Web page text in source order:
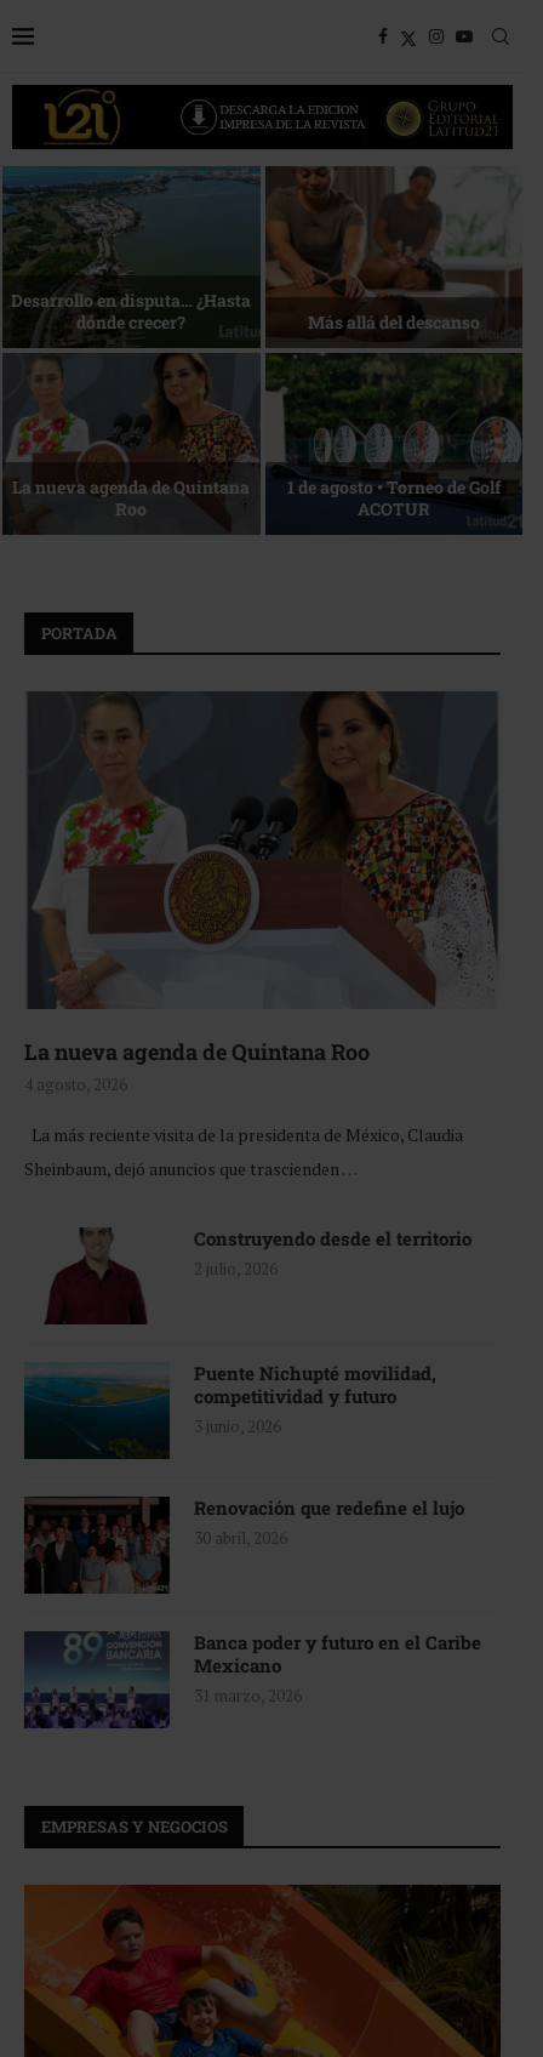
Bottega, un viaje servido a la
mesa
Energía que Impulsa la
competitividad
Reconocimiento de viajeros La esencia del servicio
PORTADA
La nueva agenda de Quintana Roo
4 agosto, 2026
La más reciente visita de la presidenta de México, Claudia
Sheinbaum, dejó anuncios que trascienden …
Construyendo desde el territorio
2 julio, 2026
Puente Nichupté movilidad,
competitividad y futuro
3 junio, 2026
Renovación que redefine el lujo
30 abril, 2026
Banca poder y futuro en el Caribe
Mexicano
31 marzo, 2026
EMPRESAS Y NEGOCIOS